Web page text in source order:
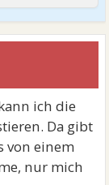
ich die
Da gibt
von einem
nur mich